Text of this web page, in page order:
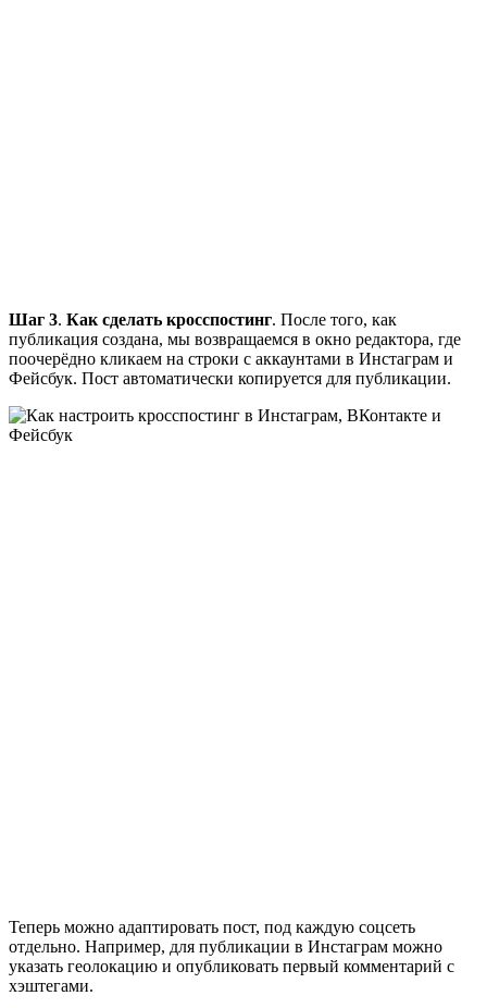
Шаг 3. Как сделать кросспостинг. После того, как
публикация создана, мы возвращаемся в окно редактора, где
поочерёдно кликаем на строки с аккаунтами в Инстаграм и
Фейсбук. Пост автоматически копируется для публикации.
Теперь можно адаптировать пост, под каждую соцсеть
отдельно. Например, для публикации в Инстаграм можно
указать геолокацию и опубликовать первый комментарий с
хэштегами.